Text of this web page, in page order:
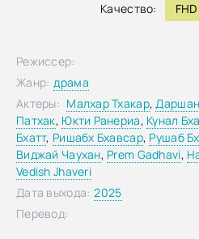
Качество:
Режиссер:
Жанр: драма
Актеры: Малхар Тхакар,
Патхак, Юкти Ранериа, Кунал
Бхатт, Ришабх Бхавсар, Рушаб
Виджай Чаухан, Prem Gadhavi,
Vedish Jhaveri
Дата выхода: 2025
Перевод: